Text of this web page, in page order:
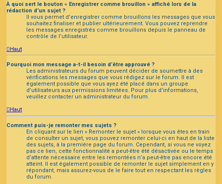
À quoi sert le bouton « Enregistrer comme brouillon » affiché lors de la
rédaction d’un sujet ?
Il vous permet d’enregistrer comme brouillons les messages que vous
souhaitez finaliser et publier ultérieurement. Vous pouvez reprendre
les messages enregistrés comme brouillons depuis le panneau de
contrôle de l’utilisateur.
Haut
Pourquoi mon message a-t-il besoin d’être approuvé ?
Les administrateurs du forum peuvent décider de soumettre à des
vérifications les messages que vous rédigez sur le forum. Il est
également possible que vous ayez été placé dans un groupe
d’utilisateurs aux permissions limitées. Pour plus d’informations,
veuillez contacter un administrateur du forum.
Haut
Comment puis-je remonter mes sujets ?
En cliquant sur le lien « Remonter le sujet » lorsque vous êtes en train
de consulter un sujet, vous pouvez remonter celui-ci en haut de la liste
des sujets, à la première page du forum. Cependant, si vous ne voyez
pas ce lien, cette fonctionnalité a peut-être été désactivée ou le temps
d’attente nécessaire entre les remontées n’a peut-être pas encore été
atteint. Il est également possible de remonter le sujet simplement en y
répondant, mais assurez-vous de le faire tout en respectant les règles
du forum.